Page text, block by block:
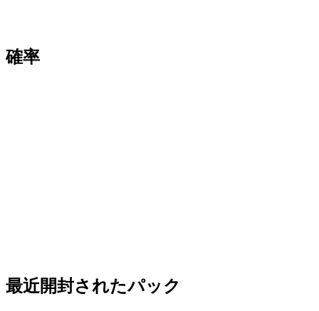
確率
最近開封されたパック